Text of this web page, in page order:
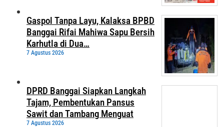
Gaspol Tanpa Layu, Kalaksa BPBD
Banggai Rifai Mahiwa Sapu Bersih
Karhutla di Dua…
7 Agustus 2026
DPRD Banggai Siapkan Langkah
Tajam, Pembentukan Pansus
Sawit dan Tambang Menguat
7 Agustus 2026